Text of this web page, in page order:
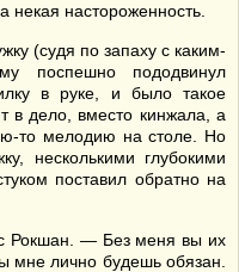
некая настороженность.
(судя по запаху с каким-
поспешно пододвинул
в руке, и было такое
в дело, вместо кинжала, а
то мелодию на столе. Но
несколькими глубокими
поставил обратно на
Рокшан. — Без меня вы их
мне лично будешь обязан.